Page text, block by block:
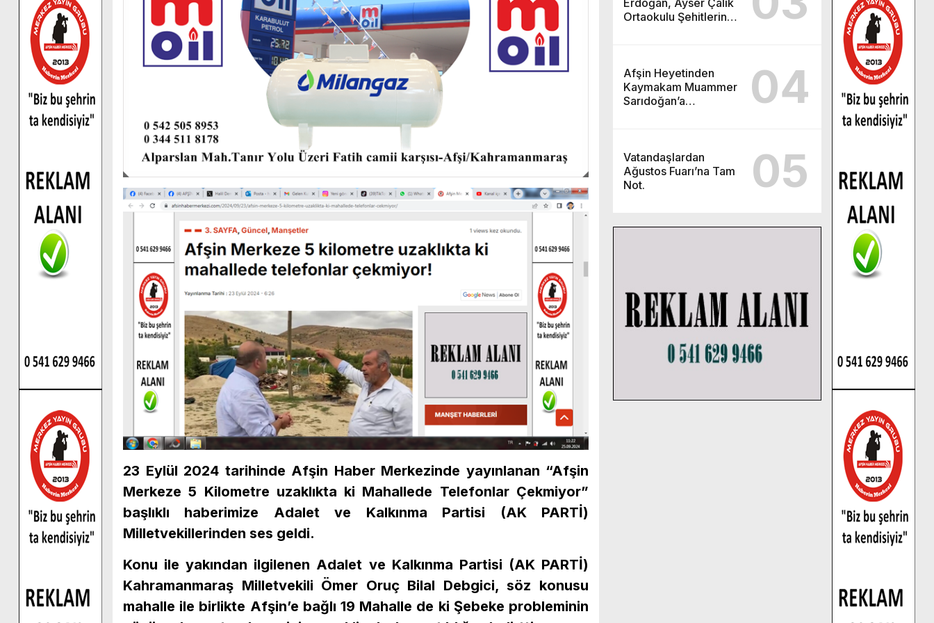
Ortaokulu Şehitlerinin
Afşin Heyetinden
Kaymakam Muammer
Sarıdoğan’a
04
Vatandaşlardan
Ağustos Fuarı’na Tam
Not.
05
23 Eylül 2024 tarihinde Afşin Haber Merkezinde yayınlanan “Afşin
Merkeze 5 Kilometre uzaklıkta ki Mahallede Telefonlar Çekmiyor”
başlıklı haberimize Adalet ve Kalkınma Partisi (AK PARTİ)
Milletvekillerinden ses geldi.
Konu ile yakından ilgilenen Adalet ve Kalkınma Partisi (AK PARTİ)
Kahramanmaraş Milletvekili Ömer Oruç Bilal Debgici, söz konusu
mahalle ile birlikte Afşin’e bağlı 19 Mahalle de ki Şebeke probleminin